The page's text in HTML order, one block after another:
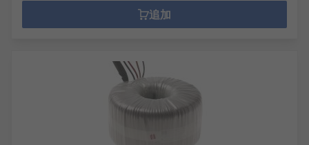
追加